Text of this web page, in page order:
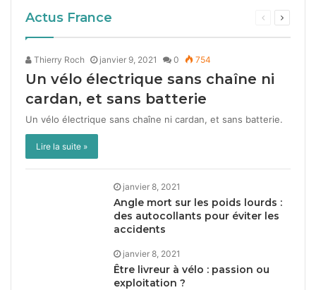
Actus France
Thierry Roch janvier 9, 2021 0 754
Un vélo électrique sans chaîne ni
cardan, et sans batterie
Un vélo élec­trique sans chaîne ni car­dan, et sans bat­terie.
Lire la suite »
janvier 8, 2021
Angle mort sur les poids lourds :
des autocollants pour éviter les
accidents
janvier 8, 2021
Être livreur à vélo : passion ou
exploitation ?